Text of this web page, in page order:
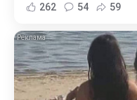
262 54 59